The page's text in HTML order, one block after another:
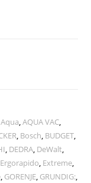
Aqua,AQUA VAC,
, Bosch, BUDGET,
, DEDRA, DeWalt,
Ergorapido, Extreme,
, GORENJE, GRUNDIG:,